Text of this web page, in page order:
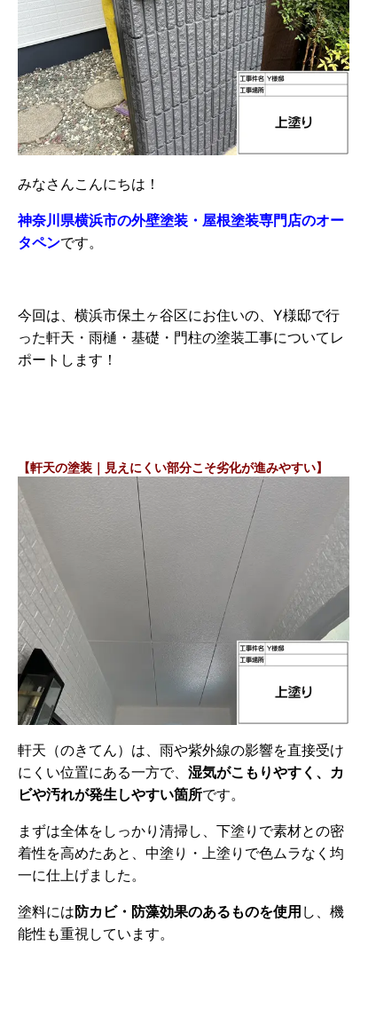
みなさんこんにちは！
神奈川県横浜市の外壁塗装・屋根塗装専門店のオー
タペンです。
今回は、横浜市保土ヶ谷区にお住いの、Y様邸で行
った軒天・雨樋・基礎・門柱の塗装工事についてレ
ポートします！
【軒天の塗装｜見えにくい部分こそ劣化が進みやすい】
軒天（のきてん）は、雨や紫外線の影響を直接受け
にくい位置にある一方で、 湿気がこもりやすく、カ
ビや汚れが発生しやすい箇所です。
まずは全体をしっかり清掃し、下塗りで素材との密
着性を高めたあと、中塗り・上塗りで色ムラなく均
一に仕上げました。
塗料には防カビ・防藻効果のあるものを使用 し、機
能性も重視しています。